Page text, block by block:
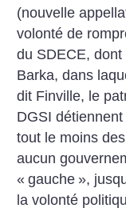
(nouvelle
volonté de
du SDECE, dont
Barka, dans
dit Finville, le
DGSI
tout le moins
aucun
« gauche »,
la volonté